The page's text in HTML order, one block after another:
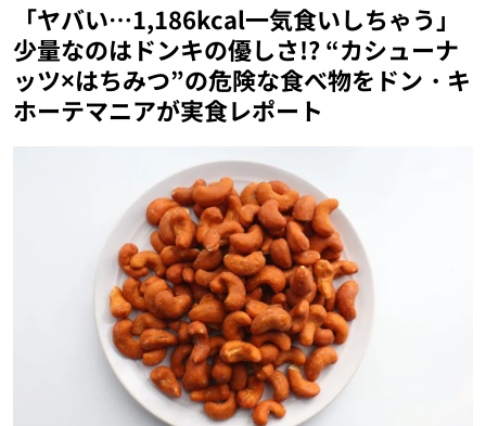
「ヤバい…1,186kcal一気食いしちゃう」
少量なのはドンキの優しさ!? “カシューナ
ッツ×はちみつ”の危険な食べ物をドン・キ
ホーテマニアが実食レポート